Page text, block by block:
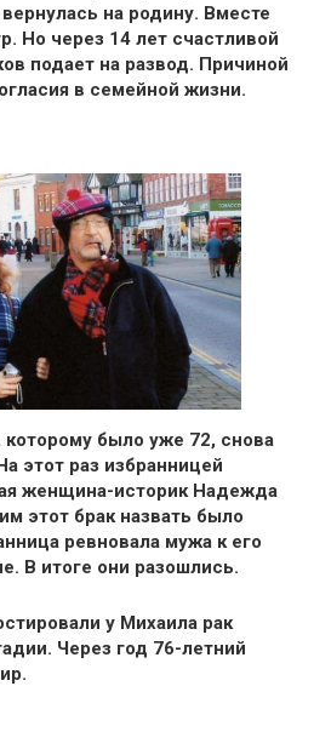
вернулась на родину. Вместе
Но через 14 лет счастливой
подает на развод. Причиной
в семейной жизни.
которому было уже 72, снова
этот раз избранницей
женщина-историк Надежда
этот брак назвать было
ревновала мужа к его
В итоге они разошлись.
у Михаила рак
. Через год 76-летний